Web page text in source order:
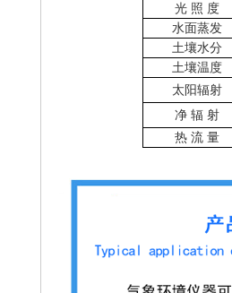
光 照 度
水面蒸发
土壤水分
土壤温度
太阳辐射
净 辐 射
热 流 量